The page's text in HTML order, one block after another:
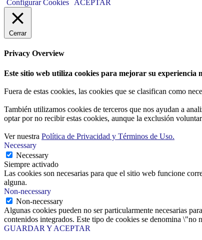
Configurar Cookies
ACEPTAR
Cerrar
Privacy Overview
Este sitio web utiliza cookies para mejorar su experiencia
Fuera de estas cookies, las cookies que se clasifican como
También utilizamos cookies de terceros que nos ayudan a
optar por no recibir estas cookies, aunque la exclusión
Ver nuestra Política de Privacidad y Términos de Uso.
Necessary
Necessary
Siempre activado
Las cookies son necesarias para que el sitio web funcione
alguna.
Non-necessary
Non-necessary
Algunas cookies pueden no ser particularmente necesarias
contenidos integrados. Este tipo de cookies se denomina \"no
GUARDAR Y ACEPTAR